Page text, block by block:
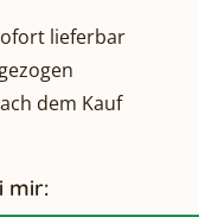
lieferbar
dem Kauf
mir: